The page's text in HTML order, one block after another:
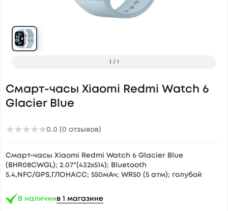
1 / 1
Смарт-часы Xiaomi Redmi Watch 6
Glacier Blue
★★★★★0.0 (0 отзывов)
Смарт-часы Xiaomi Redmi Watch 6 Glacier Blue
(BHR08CWGL); 2.07"(432x514); Bluetooth
5.4,NFC/GPS,ГЛОНАСС; 550мАч; WR50 (5 атм); голубой
В наличиив 1 магазине